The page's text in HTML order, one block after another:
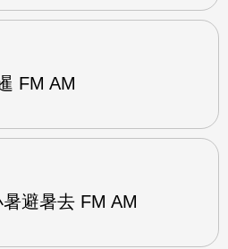
FM AM
避暑去 FM AM